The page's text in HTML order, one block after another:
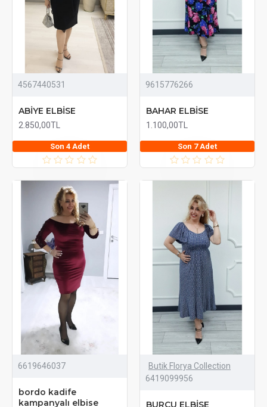
4567440531
ABİYE ELBİSE
2.850,00TL
Son 4 Adet
9615776266
BAHAR ELBİSE
1.100,00TL
Son 7 Adet
6619646037
bordo kadife
kampanyalı elbise
Butik Florya Collection
6419099956
BURCU ELBİSE